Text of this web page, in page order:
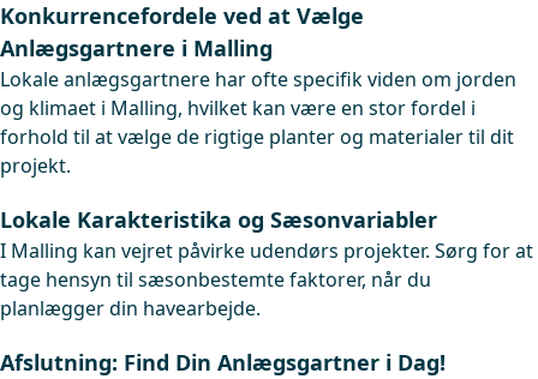
Konkurrencefordele ved at Vælge
Anlægsgartnere i Malling
Lokale anlægsgartnere har ofte specifik viden om jorden
og klimaet i Malling, hvilket kan være en stor fordel i
forhold til at vælge de rigtige planter og materialer til dit
projekt.
Lokale Karakteristika og Sæsonvariabler
I Malling kan vejret påvirke udendørs projekter. Sørg for at
tage hensyn til sæsonbestemte faktorer, når du
planlægger din havearbejde.
Afslutning: Find Din Anlægsgartner i Dag!